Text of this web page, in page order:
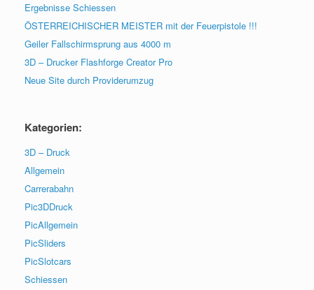
Ergebnisse Schiessen
ÖSTERREICHISCHER MEISTER mit der Feuerpistole !!!
Geiler Fallschirmsprung aus 4000 m
3D – Drucker Flashforge Creator Pro
Neue Site durch Providerumzug
Kategorien:
3D – Druck
Allgemein
Carrerabahn
Pic3DDruck
PicAllgemein
PicSliders
PicSlotcars
Schiessen